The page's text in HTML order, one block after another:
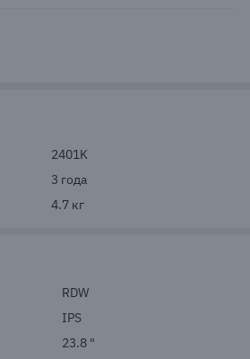
2401K
3 года
4.7 кг
RDW
IPS
23.8 "